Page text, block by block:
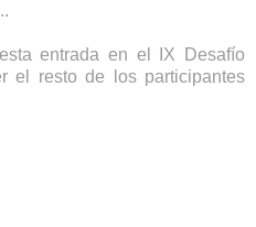
entrada en el IX Desafío
el resto de los participantes